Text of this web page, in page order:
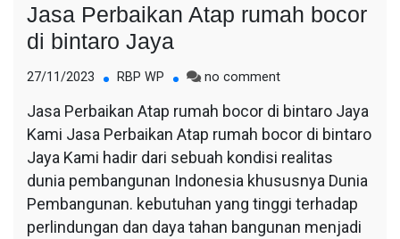
Jasa Perbaikan Atap rumah bocor
di bintaro Jaya
27/11/2023 RBP WP no commenton
Perbaikan
Atap
rumah
di
bintaro
Jaya
Jasa Perbaikan Atap rumah bocor di bintaro Jaya
Kami Jasa Perbaikan Atap rumah bocor di bintaro
Jaya Kami hadir dari sebuah kondisi realitas
dunia pembangunan Indonesia khususnya Dunia
Pembangunan. kebutuhan yang tinggi terhadap
perlindungan dan daya tahan bangunan menjadi